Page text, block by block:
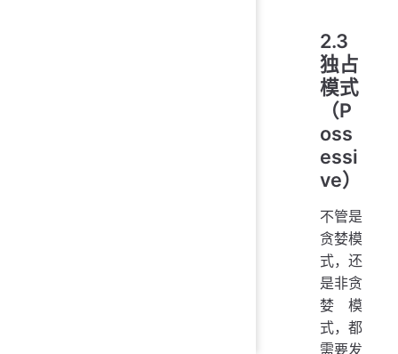
2.3
独占
模式
（P
oss
essi
ve）
不管是
贪婪模
式，还
是非贪
婪模
式，都
需要发